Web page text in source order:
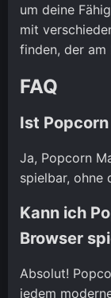
um deine
mit
finden, der am
FAQ
Ist
Ja, Popcorn
spielbar, ohne
Kann ich
Browser
Absolut!
jedem